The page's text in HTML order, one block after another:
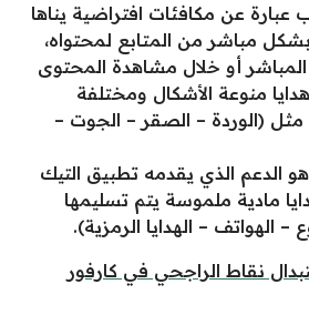
عبارة عن مكافئات افتراضية يناها
مباشر من المتابع لمحتواه،
أو خلال مشاهدة المحتوى
منوعة الأشكال ومختلفة
مثل (الوردة – الصقر – الجوت –
الدعم الذي يقدمه تطبيق التيك
مادية ملموسة يتم تسليمها
– الهواتف – الهدايا الرمزية).
نقاط الراجحي في كارفور